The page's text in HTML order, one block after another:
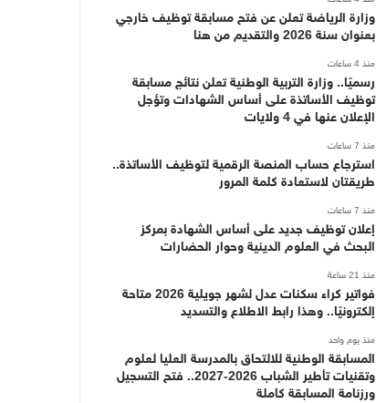
وزارة الرياضة تعلن عن فتح مسابقة توظيف خارجي
بعنوان سنة 2026 والتقديم من هنا
منذ 4 ساعات
رسميًا.. وزارة التربية الوطنية تعلن نتائج مسابقة
توظيف الأساتذة على أساس الشهادات وتؤجل
الإعلان عنها في 4 ولايات
منذ 7 ساعات
استرجاع حساب المنصة الرقمية لتوظيف الأساتذة..
طريقتان لاستعادة كلمة المرور
منذ 7 ساعات
إعلان توظيف جديد على أساس الشهادة بمركز
البحث في العلوم الدينية وحوار الحضارات
منذ 21 ساعة
فواتير كراء سكنات عدل لشهر جويلية 2026 متاحة
إلكترونيًا.. وهذا رابط الاطلاع والتسديد
منذ يوم واحد
المسابقة الوطنية للالتحاق بالمدرسة العليا لعلوم
وتقنيات تأطير الشباب 2026-2027.. فتح التسجيل
ورزنامة المسابقة كاملة